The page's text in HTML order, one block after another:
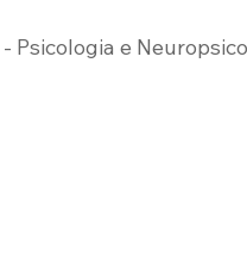
Psicologia e